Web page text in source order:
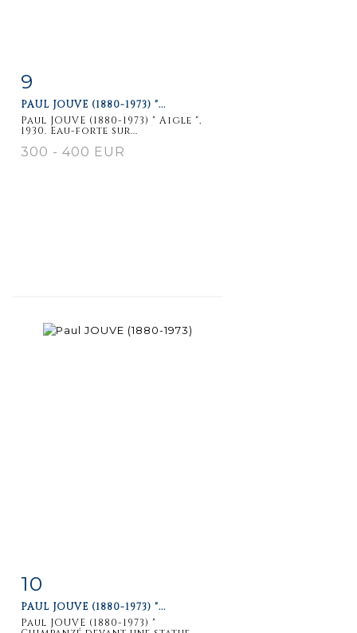
9
PAUL JOUVE (1880-1973) "...
Paul JOUVE (1880-1973) " Aigle ",
1930. Eau-forte sur...
300 - 400 EUR
Item detail
10
PAUL JOUVE (1880-1973) "...
Paul JOUVE (1880-1973) "